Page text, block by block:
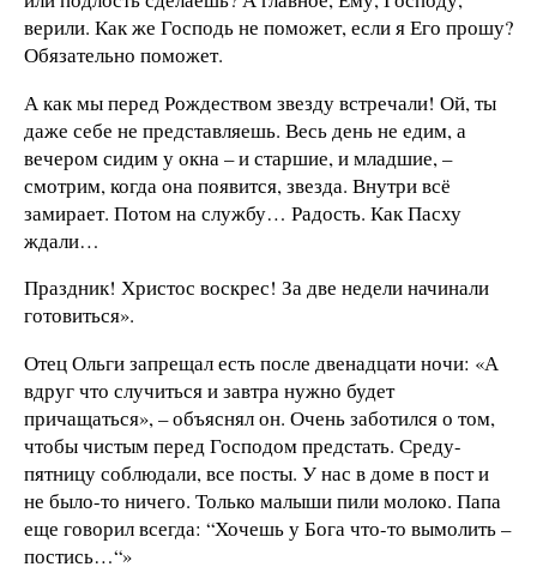
верили. Как же Господь не поможет, если я Его прошу?
Обязательно поможет.
А как мы перед Рождеством звезду встречали! Ой, ты
даже себе не представляешь. Весь день не едим, а
вечером сидим у окна – и старшие, и младшие, –
смотрим, когда она появится, звезда. Внутри всё
замирает. Потом на службу… Радость. Как Пасху
ждали…
Праздник! Христос воскрес! За две недели начинали
готовиться».
Отец Ольги запрещал есть после двенадцати ночи: «А
вдруг что случиться и завтра нужно будет
причащаться», – объяснял он. Очень заботился о том,
чтобы чистым перед Господом предстать. Среду-
пятницу соблюдали, все посты. У нас в доме в пост и
не было-то ничего. Только малыши пили молоко. Папа
еще говорил всегда: “Хочешь у Бога что-то вымолить –
постись…“»